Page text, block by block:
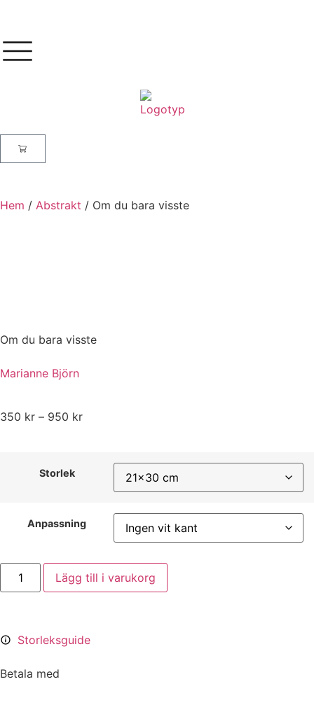
Hem / Abstrakt / Om du bara visste
Om du bara visste
Marianne Björn
350 kr – 950 kr
Storlek
Anpassning
Lägg till i varukorg
Storleksguide
Betala med